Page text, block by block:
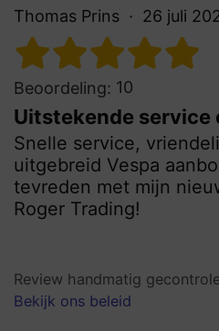
Thomas Prins 26 juli
Beoordeling: 10
Uitstekende service
Snelle service,
uitgebreid Vespa
tevreden met mijn
Roger Trading!
Review handmatig
Bekijk ons beleid